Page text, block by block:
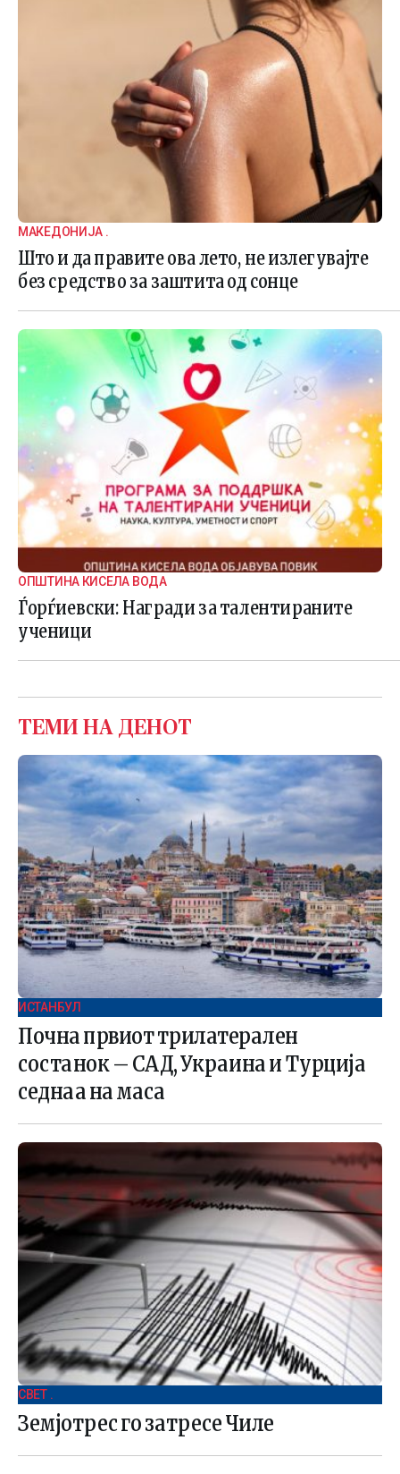
МАКЕДОНИЈА .
Што и да правите ова лето, не излегувајте
без средство за заштита од сонце
ОПШТИНА КИСЕЛА ВОДА
Ѓорѓиевски: Награди за талентираните
ученици
ТЕМИ НА ДЕНОТ
ИСТАНБУЛ
Почна првиот трилатерален
состанок – САД, Украина и Турција
седнаа на маса
СВЕТ .
Земјотрес го затресе Чиле